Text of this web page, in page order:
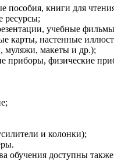
пособия, книги для
ресурсы;
учебные
карты, настенные
муляжи, макеты и др.);
приборы, физические
и колонки);
доступны также и для